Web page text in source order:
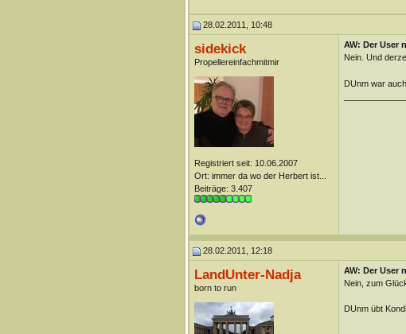
28.02.2011, 10:48
sidekick
Propellereinfachmitmir
Registriert seit: 10.06.2007
Ort: immer da wo der Herbert ist...
Beiträge: 3.407
AW: Der User
Nein. Und
DUnm war
28.02.2011, 12:18
LandUnter-Nadja
born to run
AW: Der User
Nein, zum
DUnm übt